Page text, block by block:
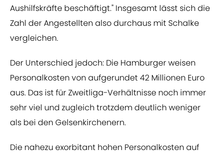
Aushilfskräfte beschäftigt." Insgesamt lässt sich die
Zahl der Angestellten also durchaus mit Schalke
vergleichen.
Der Unterschied jedoch: Die Hamburger weisen
Personalkosten von aufgerundet 42 Millionen Euro
aus. Das ist für Zweitliga-Verhältnisse noch immer
sehr viel und zugleich trotzdem deutlich weniger
als bei den Gelsenkirchenern.
Die nahezu exorbitant hohen Personalkosten auf